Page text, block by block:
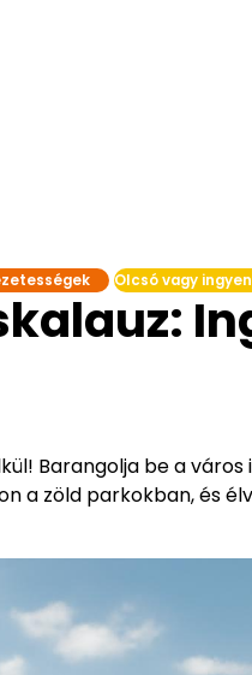
Olcsó vagy
Barangolja be a
a zöld parkokban, és